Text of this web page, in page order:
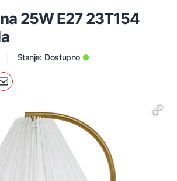
25W E27 23T154
Stanje: Dostupno